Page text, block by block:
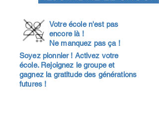
Votre école n'est pas
encore là !
Ne manquez pas ça !
Soyez pionnier ! Activez votre
école. Rejoignez le groupe et
gagnez la gratitude des générations
futures !